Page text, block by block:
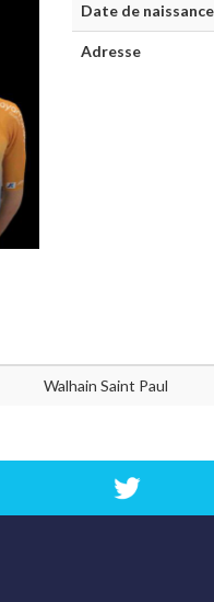
Date de naissance
Adresse
Walhain Saint Paul